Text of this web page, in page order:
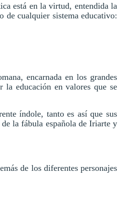
está en la virtud, entendida la
de cualquier sistema educativo:
encarnada en los grandes
la educación en valores que se
índole, tanto es así que sus
la fábula española de Iriarte y
de los diferentes personajes